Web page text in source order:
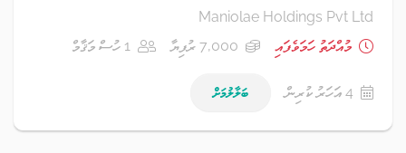
Maniolae Holdings Pvt Ltd
މުއްދަތު ހަމަވެފައި
7,000 ރުފިޔާ 1 ހުސް މަޤާމް
4 އަހަރު ކުރިން ބަލާލުމަށް